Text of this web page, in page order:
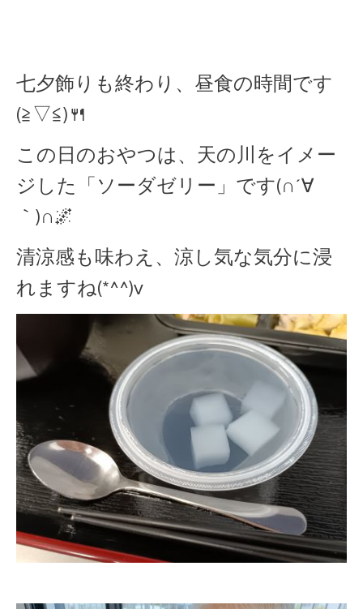
七夕飾りも終わり、昼食の時間です
(≧▽≦)🍴
この日のおやつは、天の川をイメー
ジした「ソーダゼリー」です(∩´∀
｀)∩🌌
清涼感も味わえ、涼し気な気分に浸
れますね(*^^)v